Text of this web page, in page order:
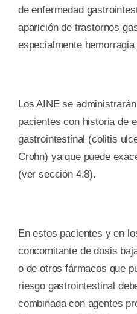
de enfermedad
aparición de trastornos
especialmente
Los AINE se
pacientes con historia de
gastrointestinal (colitis
Crohn) ya que puede
(ver sección 4.8).
En estos pacientes y en
concomitante de dosis
o de otros fármacos que
riesgo gastrointestinal
combinada con agentes